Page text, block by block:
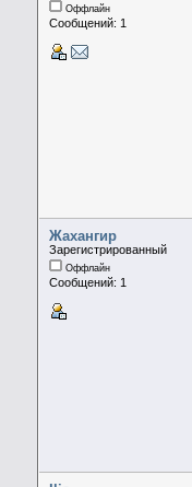
Оффлайн
Сообщений: 1
Жахангир
Зарегистрированный
Оффлайн
Сообщений: 1